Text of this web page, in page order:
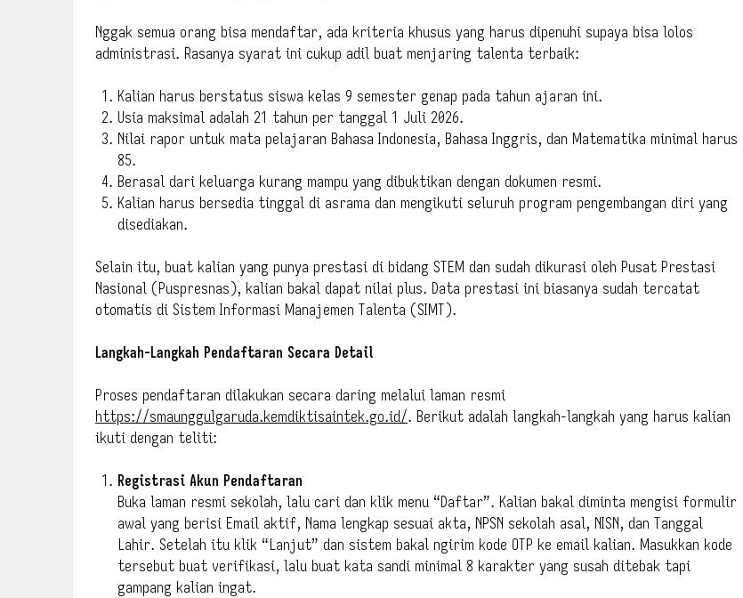
Nggak semua orang bisa mendaftar, ada kriteria khusus yang harus dipenuhi supaya bisa lolos
administrasi. Rasanya syarat ini cukup adil buat menjaring talenta terbaik:
Kalian harus berstatus siswa kelas 9 semester genap pada tahun ajaran ini.
Usia maksimal adalah 21 tahun per tanggal 1 Juli 2026.
Nilai rapor untuk mata pelajaran Bahasa Indonesia, Bahasa Inggris, dan Matematika minimal harus
85.
Berasal dari keluarga kurang mampu yang dibuktikan dengan dokumen resmi.
Kalian harus bersedia tinggal di asrama dan mengikuti seluruh program pengembangan diri yang
disediakan.
Selain itu, buat kalian yang punya prestasi di bidang STEM dan sudah dikurasi oleh Pusat Prestasi
Nasional (Puspresnas), kalian bakal dapat nilai plus. Data prestasi ini biasanya sudah tercatat
otomatis di Sistem Informasi Manajemen Talenta (SIMT).
Langkah-Langkah Pendaftaran Secara Detail
Proses pendaftaran dilakukan secara daring melalui laman resmi
https://smaunggulgaruda.kemdiktisaintek.go.id/. Berikut adalah langkah-langkah yang harus kalian
ikuti dengan teliti:
Registrasi Akun Pendaftaran
Buka laman resmi sekolah, lalu cari dan klik menu “Daftar”. Kalian bakal diminta mengisi formulir
awal yang berisi Email aktif, Nama lengkap sesuai akta, NPSN sekolah asal, NISN, dan Tanggal
Lahir. Setelah itu klik “Lanjut” dan sistem bakal ngirim kode OTP ke email kalian. Masukkan kode
tersebut buat verifikasi, lalu buat kata sandi minimal 8 karakter yang susah ditebak tapi
gampang kalian ingat.